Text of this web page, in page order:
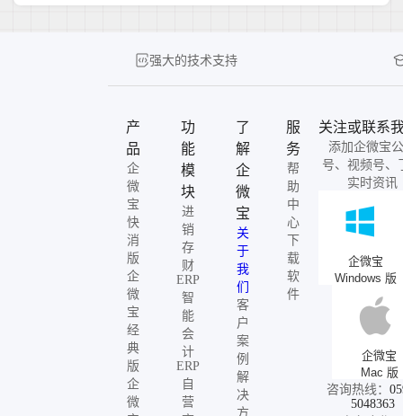
强大的技术支持
产
品
企
微
宝
快
消
版
企
微
宝
经
典
版
企
微
功
能
模
块
进
销
存
财
ERP
智
能
会
计
ERP
自
营
了
解
企
微
宝
关
于
我
们
客
户
案
例
解
决
方
服
务
帮
助
中
心
下
载
软
件
关注或联系
添加企微宝
号、视频号、
实时资讯
企微宝
Windows 版
企微宝
Mac 版
咨询热线：
5048363